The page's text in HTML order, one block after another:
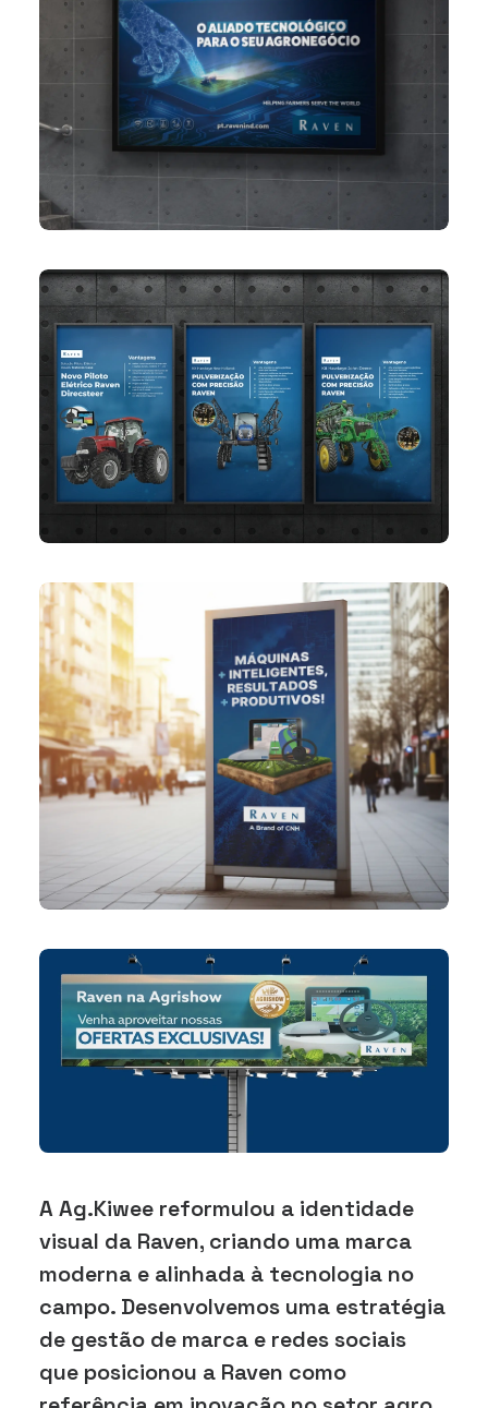
A Ag.Kiwee reformulou a identidade
visual da Raven, criando uma marca
moderna e alinhada à tecnologia no
campo. Desenvolvemos uma estratégia
de gestão de marca e redes sociais
que posicionou a Raven como